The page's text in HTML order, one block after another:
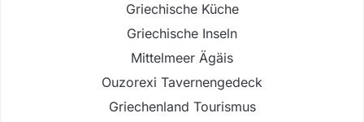
Griechische Küche
Griechische Inseln
Mittelmeer Ägäis
Ouzorexi Tavernengedeck
Griechenland Tourismus